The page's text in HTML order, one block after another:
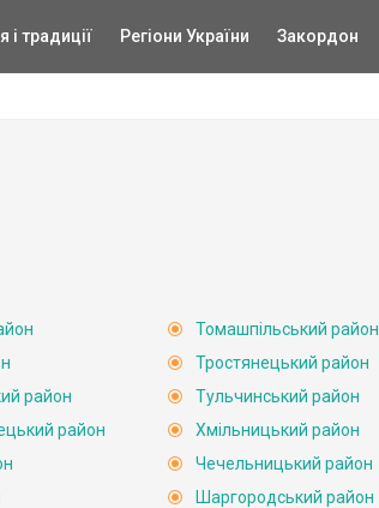
і традиції Регіони України Закордон
район
район
Томашпільський район
Тростянецький район
Тульчинський район
Хмільницький район
Чечельницький район
Шаргородський район